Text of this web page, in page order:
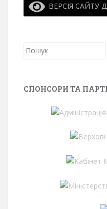
ВЕРСІЯ САЙТУ
Пошук
СПОНСОРИ ТА